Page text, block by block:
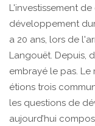
L'investissement
développement
a 20 ans, lors de
Langouët. Depuis,
embrayé le pas. Le
étions trois
les questions de
aujourd’hui